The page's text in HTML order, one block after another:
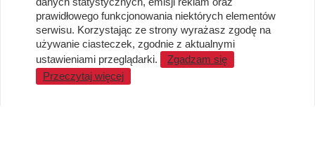
Regulamin i Polityka Cookies
Dostawa, Reklamacje i Zwroty
Metody płatności
Standardy jakości i bezpieczeństwa
WARTO WIEDZIEĆ
prawidłowego funkcjonowania niektórych elementów
serwisu. Korzystając ze strony wyrażasz zgodę na
używanie ciasteczek, zgodnie z aktualnymi
ustawieniami przeglądarki.
Zgadzam się
Przeczytaj więcej